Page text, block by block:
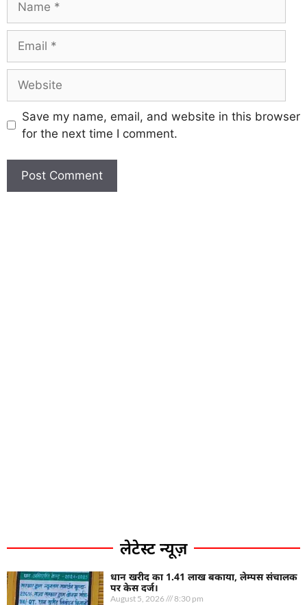
लेटेस्ट न्यूज़
धान खरीद का 1.41 लाख बकाया, लेम्पस संचालक
पर केस दर्ज।
August 5, 2026 8:30 pm
Save my name, email, and website in this browser
for the next time I comment.